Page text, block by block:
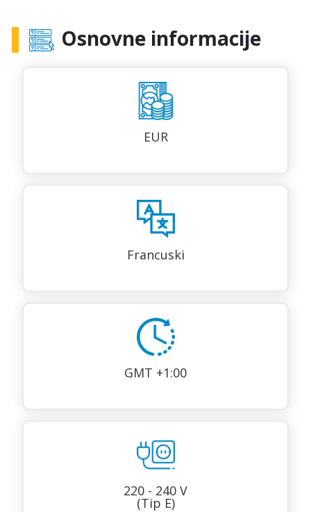
Osnovne informacije
EUR
Francuski
GMT +1:00
220 - 240 V
(Tip E)